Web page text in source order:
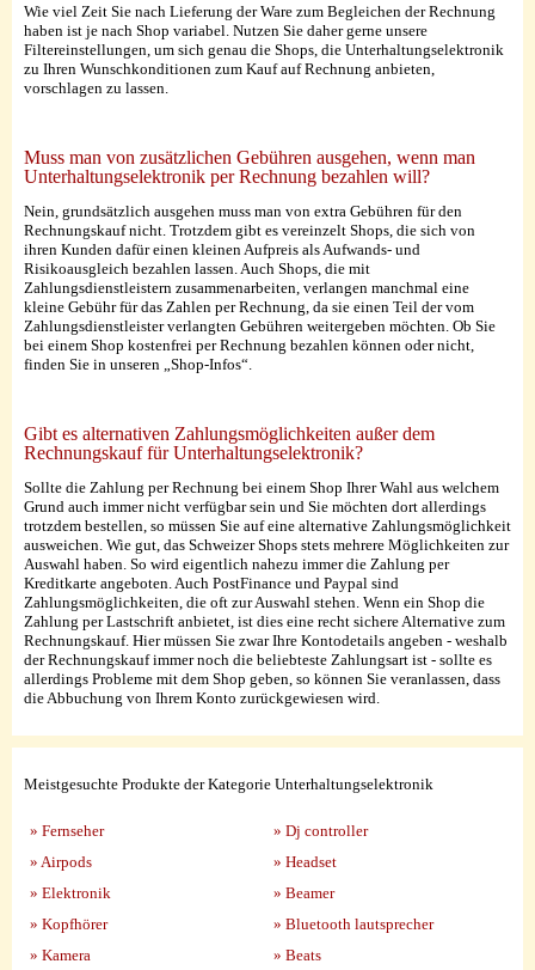
Wie viel Zeit Sie nach Lieferung der Ware zum Begleichen der Rechnung
haben ist je nach Shop variabel. Nutzen Sie daher gerne unsere
Filtereinstellungen, um sich genau die Shops, die Unterhaltungselektronik
zu Ihren Wunschkonditionen zum Kauf auf Rechnung anbieten,
vorschlagen zu lassen.
Muss man von zusätzlichen Gebühren ausgehen, wenn man
Unterhaltungselektronik per Rechnung bezahlen will?
Nein, grundsätzlich ausgehen muss man von extra Gebühren für den
Rechnungskauf nicht. Trotzdem gibt es vereinzelt Shops, die sich von
ihren Kunden dafür einen kleinen Aufpreis als Aufwands- und
Risikoausgleich bezahlen lassen. Auch Shops, die mit
Zahlungsdienstleistern zusammenarbeiten, verlangen manchmal eine
kleine Gebühr für das Zahlen per Rechnung, da sie einen Teil der vom
Zahlungsdienstleister verlangten Gebühren weitergeben möchten. Ob Sie
bei einem Shop kostenfrei per Rechnung bezahlen können oder nicht,
finden Sie in unseren „Shop-Infos“.
Gibt es alternativen Zahlungsmöglichkeiten außer dem
Rechnungskauf für Unterhaltungselektronik?
Sollte die Zahlung per Rechnung bei einem Shop Ihrer Wahl aus welchem
Grund auch immer nicht verfügbar sein und Sie möchten dort allerdings
trotzdem bestellen, so müssen Sie auf eine alternative Zahlungsmöglichkeit
ausweichen. Wie gut, das Schweizer Shops stets mehrere Möglichkeiten zur
Auswahl haben. So wird eigentlich nahezu immer die Zahlung per
Kreditkarte angeboten. Auch PostFinance und Paypal sind
Zahlungsmöglichkeiten, die oft zur Auswahl stehen. Wenn ein Shop die
Zahlung per Lastschrift anbietet, ist dies eine recht sichere Alternative zum
Rechnungskauf. Hier müssen Sie zwar Ihre Kontodetails angeben - weshalb
der Rechnungskauf immer noch die beliebteste Zahlungsart ist - sollte es
allerdings Probleme mit dem Shop geben, so können Sie veranlassen, dass
die Abbuchung von Ihrem Konto zurückgewiesen wird.
Meistgesuchte Produkte der Kategorie Unterhaltungselektronik
» Fernseher
» Airpods
» Elektronik
» Kopfhörer
» Kamera
» Dj controller
» Headset
» Beamer
» Bluetooth lautsprecher
» Beats